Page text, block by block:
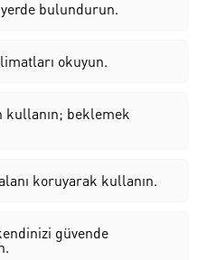
bulundurun.
okuyun.
kullanın; beklemek
koruyarak kullanın.
güvende